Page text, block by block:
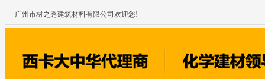
广州市材之秀建筑材料有限公司欢迎您!